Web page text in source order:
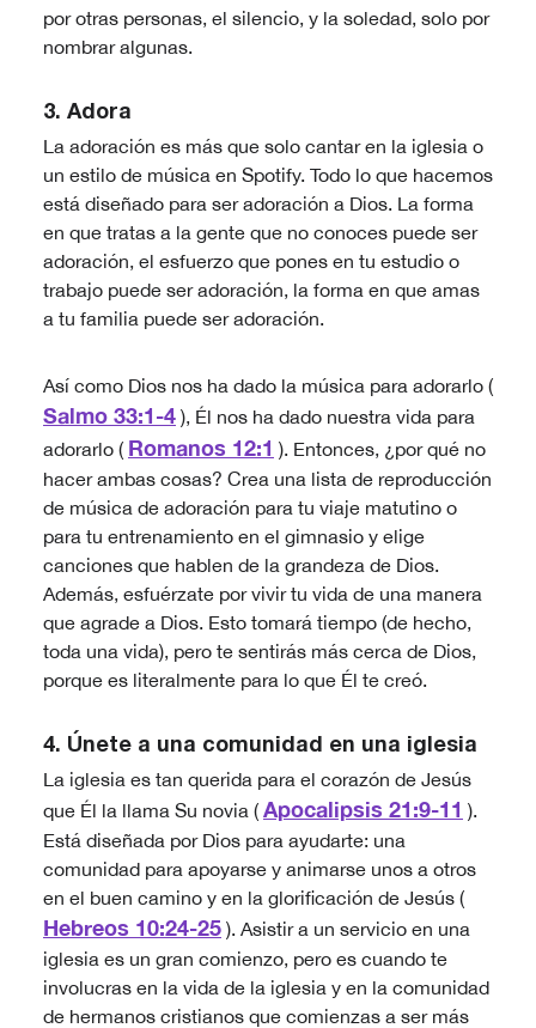
por otras personas, el silencio, y la soledad, solo por
nombrar algunas.
3. Adora
La adoración es más que solo cantar en la iglesia o
un estilo de música en Spotify. Todo lo que hacemos
está diseñado para ser adoración a Dios. La forma
en que tratas a la gente que no conoces puede ser
adoración, el esfuerzo que pones en tu estudio o
trabajo puede ser adoración, la forma en que amas
a tu familia puede ser adoración.
Así como Dios nos ha dado la música para adorarlo (
Salmo 33:1-4 ), Él nos ha dado nuestra vida para
adorarlo ( Romanos 12:1 ). Entonces, ¿por qué no
hacer ambas cosas? Crea una lista de reproducción
de música de adoración para tu viaje matutino o
para tu entrenamiento en el gimnasio y elige
canciones que hablen de la grandeza de Dios.
Además, esfuérzate por vivir tu vida de una manera
que agrade a Dios. Esto tomará tiempo (de hecho,
toda una vida), pero te sentirás más cerca de Dios,
porque es literalmente para lo que Él te creó.
4. Únete a una comunidad en una iglesia
La iglesia es tan querida para el corazón de Jesús
que Él la llama Su novia ( Apocalipsis 21:9-11 ).
Está diseñada por Dios para ayudarte: una
comunidad para apoyarse y animarse unos a otros
en el buen camino y en la glorificación de Jesús (
Hebreos 10:24-25 ). Asistir a un servicio en una
iglesia es un gran comienzo, pero es cuando te
involucras en la vida de la iglesia y en la comunidad
de hermanos cristianos que comienzas a ser más